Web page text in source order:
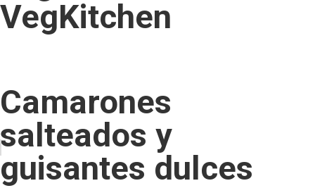
VegKitchen
Camarones
salteados y
guisantes dulces